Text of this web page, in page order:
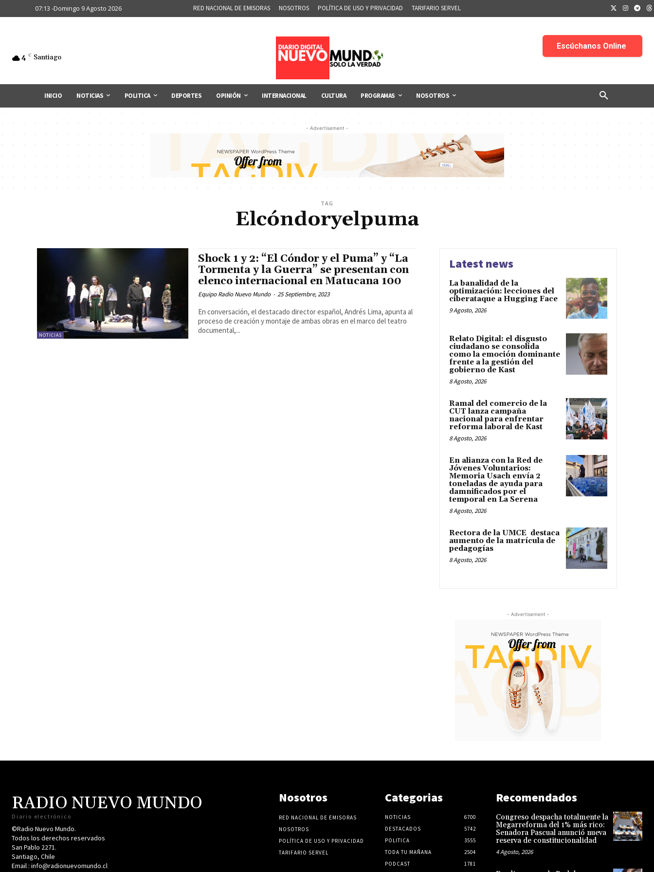
07:13 -Domingo 9 Agosto 2026 RED NACIONAL DE EMISORAS NOSOTROS POLÍTICA DE USO Y PRIVACIDAD TARIFARIO SERVEL
4 C Santiago
INICIO NOTICIAS POLITICA DEPORTES OPINIÓN INTERNACIONAL CULTURA PROGRAMAS NOSOTROS
- Advertisement -
TAG
Elcóndoryelpuma
NOTICIAS
Shock 1 y 2: “El Cóndor y el Puma” y “La
Tormenta y la Guerra” se presentan con
elenco internacional en Matucana 100
Equipo Radio Nuevo Mundo - 25 Septiembre, 2023
En conversación, el destacado director español, Andrés Lima, apunta al
proceso de creación y montaje de ambas obras en el marco del teatro
documental,...
Latest news
La banalidad de la
optimización: lecciones del
ciberataque a Hugging Face
9 Agosto, 2026
Relato Digital: el disgusto
ciudadano se consolida
como la emoción dominante
frente a la gestión del
gobierno de Kast
8 Agosto, 2026
Ramal del comercio de la
CUT lanza campaña
nacional para enfrentar
reforma laboral de Kast
8 Agosto, 2026
En alianza con la Red de
Jóvenes Voluntarios:
Memoria Usach envía 2
toneladas de ayuda para
damnificados por el
temporal en La Serena
8 Agosto, 2026
Rectora de la UMCE destaca
aumento de la matrícula de
pedagogías
8 Agosto, 2026
- Advertisement -
RADIO NUEVO MUNDO
Diario electrónico
©Radio Nuevo Mundo.
Todos los derechos reservados
San Pablo 2271.
Santiago, Chile
Email : info@radionuevomundo.cl
Nosotros
RED NACIONAL DE EMISORAS
NOSOTROS
POLÍTICA DE USO Y PRIVACIDAD
TARIFARIO SERVEL
Categorias
NOTICIAS
6700
DESTACADOS
5742
POLITICA
3555
TODA TU MAÑANA
2504
PODCAST
1781
Recomendados
Congreso despacha totalmente la
Megarreforma del 1% más rico:
Senadora Pascual anunció nueva
reserva de constitucionalidad
4 Agosto, 2026